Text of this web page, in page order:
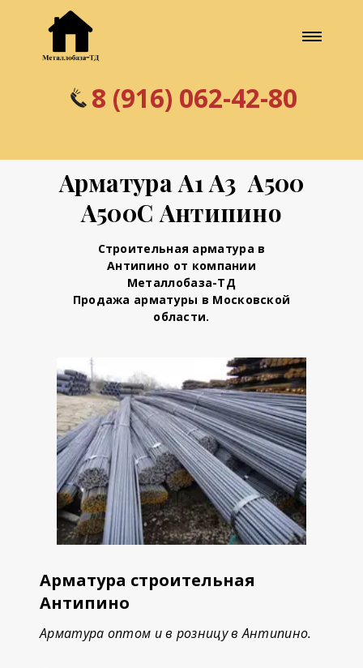
8 (916) 062-42-80
Арматура А1 А3 А500
А500С Антипино
Строительная арматура в
Антипино от компании
Металлобаза-ТД
Продажа арматуры в Московской
области.
Арматура строительная
Антипино
Арматура оптом и в розницу в Антипино.